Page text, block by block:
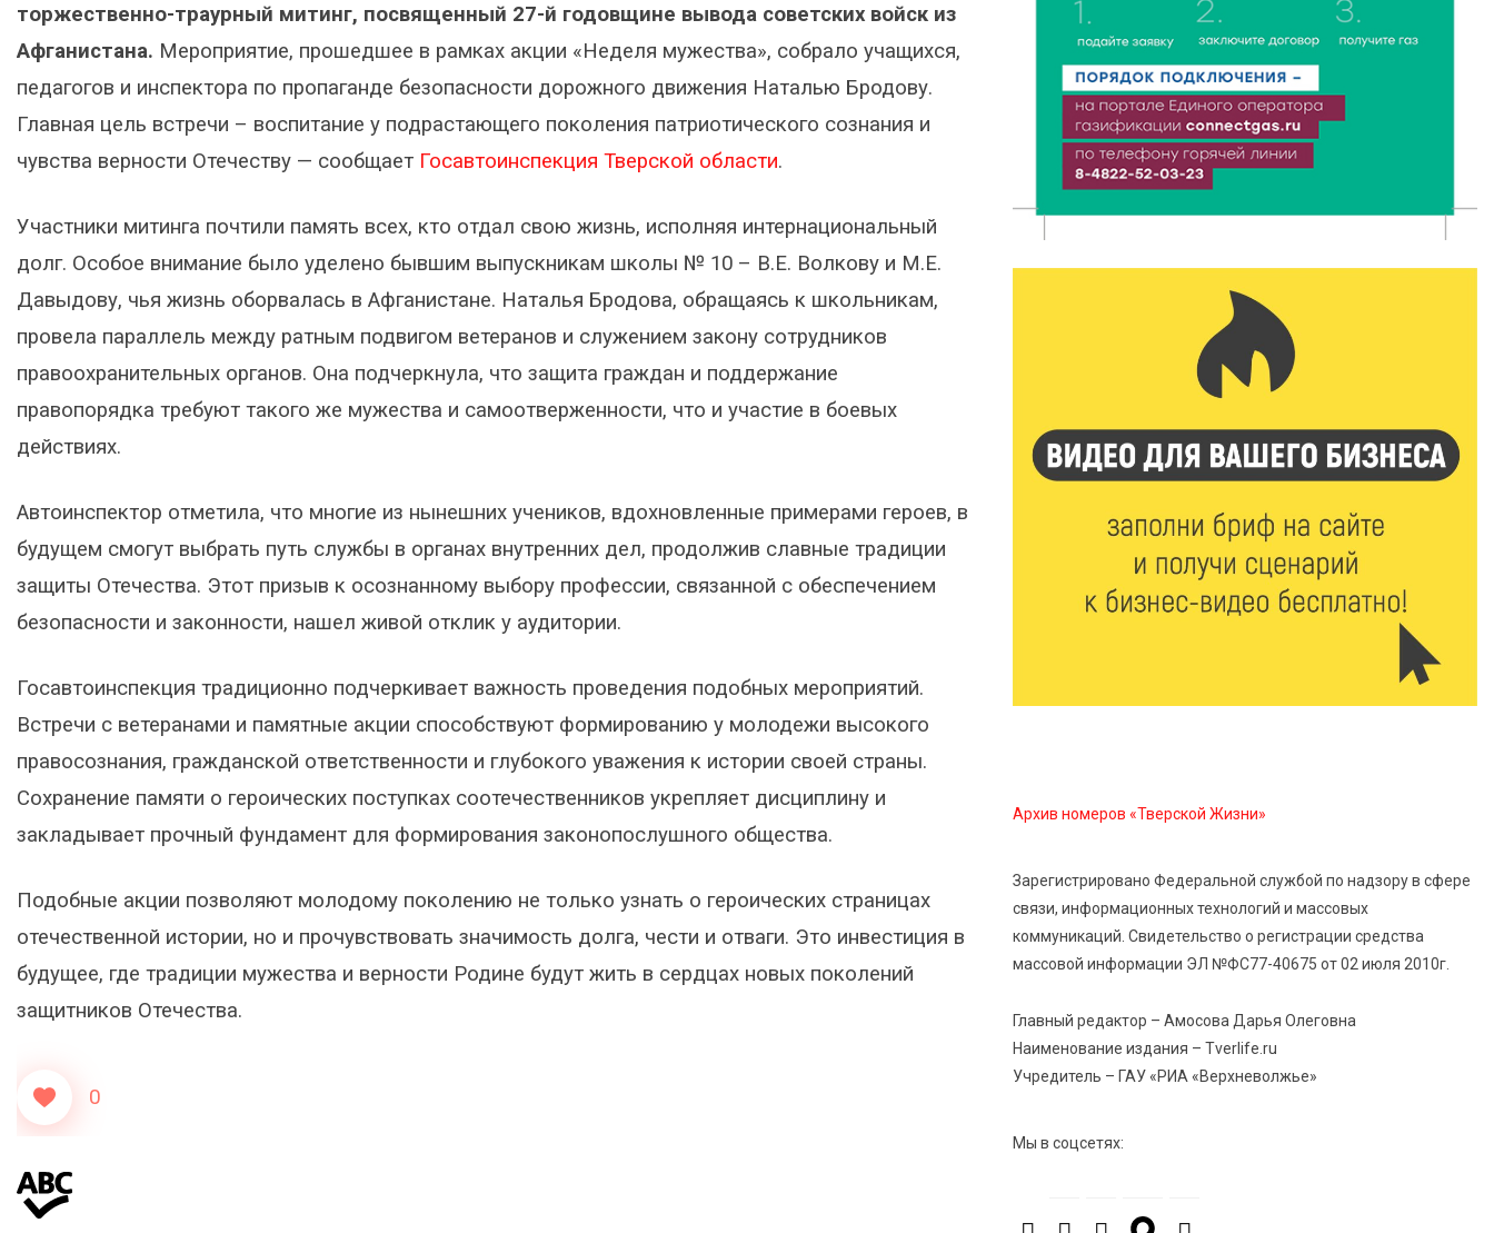
торжественно-траурный митинг, посвященный 27-й годовщине вывода советских войск из
Афганистана. Мероприятие, прошедшее в рамках акции «Неделя мужества», собрало учащихся,
педагогов и инспектора по пропаганде безопасности дорожного движения Наталью Бродову.
Главная цель встречи – воспитание у подрастающего поколения патриотического сознания и
чувства верности Отечеству — сообщает Госавтоинспекция Тверской области.
Участники митинга почтили память всех, кто отдал свою жизнь, исполняя интернациональный
долг. Особое внимание было уделено бывшим выпускникам школы № 10 – В.Е. Волкову и М.Е.
Давыдову, чья жизнь оборвалась в Афганистане. Наталья Бродова, обращаясь к школьникам,
провела параллель между ратным подвигом ветеранов и служением закону сотрудников
правоохранительных органов. Она подчеркнула, что защита граждан и поддержание
правопорядка требуют такого же мужества и самоотверженности, что и участие в боевых
действиях.
Автоинспектор отметила, что многие из нынешних учеников, вдохновленные примерами героев, в
будущем смогут выбрать путь службы в органах внутренних дел, продолжив славные традиции
защиты Отечества. Этот призыв к осознанному выбору профессии, связанной с обеспечением
безопасности и законности, нашел живой отклик у аудитории.
Госавтоинспекция традиционно подчеркивает важность проведения подобных мероприятий.
Встречи с ветеранами и памятные акции способствуют формированию у молодежи высокого
правосознания, гражданской ответственности и глубокого уважения к истории своей страны.
Сохранение памяти о героических поступках соотечественников укрепляет дисциплину и
закладывает прочный фундамент для формирования законопослушного общества.
Подобные акции позволяют молодому поколению не только узнать о героических страницах
отечественной истории, но и прочувствовать значимость долга, чести и отваги. Это инвестиция в
будущее, где традиции мужества и верности Родине будут жить в сердцах новых поколений
защитников Отечества.
0
7 Авг 2026 14:46
Медицина стала самым популярным направлением у
абитуриентов в 2026 году
7 Авг 2026 14:31 117
127
Владимир Васильев получил удостоверение
кандидата в депутаты Госдумы IX созыва
В Старице состоится бесплатный фестиваль
авиамоделей
7 Авг 2026 13:02 162
Как уберечься от клещей: рекомендации
Роспотребнадзора и текущая статистика
пройдут праздничные мероприятия
оплатили образование детей в 2026 году
7 Авг 2026 12:02 144
Ребёнок, жизнь, семья: жители Твери назвали
главные подарки в своей жизни
Виталий Королев увеличил выплату контрактникам
до 2,5 миллиона рублей
Архив номеров «Тверской Жизни»
Зарегистрировано Федеральной службой по надзору в сфере
связи, информационных технологий и массовых
коммуникаций. Свидетельство о регистрации средства
массовой информации ЭЛ №ФС77-40675 от 02 июля 2010г.
Главный редактор – Амосова Дарья Олеговна
Наименование издания – Tverlife.ru
Учредитель – ГАУ «РИА «Верхневолжье»
Мы в соцсетях: